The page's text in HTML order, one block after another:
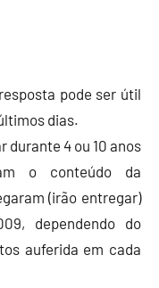
pode ser útil
dias.
durante 4 ou 10 anos
o conteúdo da
(irão entregar)
dependendo do
auferida em cada